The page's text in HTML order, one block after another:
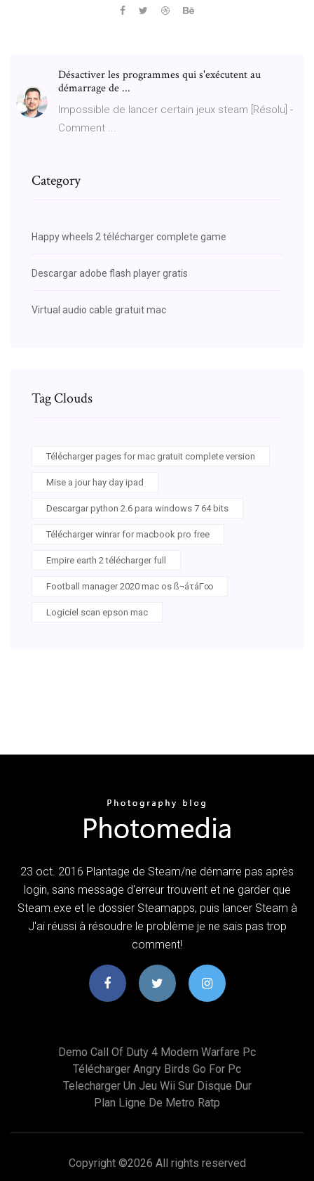
Désactiver les programmes qui s'exécutent au
démarrage de ...
Impossible de lancer certain jeux steam [Résolu] -
Comment ...
Category
Happy wheels 2 télécharger complete game
Descargar adobe flash player gratis
Virtual audio cable gratuit mac
Tag Clouds
Télécharger pages for mac gratuit complete version
Mise a jour hay day ipad
Descargar python 2.6 para windows 7 64 bits
Télécharger winrar for macbook pro free
Empire earth 2 télécharger full
Football manager 2020 mac os ß¬áτáΓ∞
Logiciel scan epson mac
23 oct. 2016 Plantage de Steam/ne démarre pas après
login, sans message d'erreur trouvent et ne garder que
Steam.exe et le dossier Steamapps, puis lancer Steam à
J'ai réussi à résoudre le problème je ne sais pas trop
comment!
Demo Call Of Duty 4 Modern Warfare Pc
Télécharger Angry Birds Go For Pc
Telecharger Un Jeu Wii Sur Disque Dur
Plan Ligne De Metro Ratp
Copyright ©2026 All rights reserved